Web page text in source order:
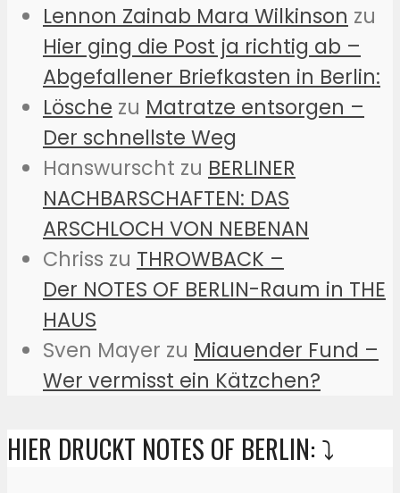
Lennon Zainab Mara Wilkinson zu
Hier ging die Post ja richtig ab –
Abgefallener Briefkasten in Berlin:
Lösche zu Matratze entsorgen –
Der schnellste Weg
Hanswurscht zu BERLINER
NACHBARSCHAFTEN: DAS
ARSCHLOCH VON NEBENAN
Chriss zu THROWBACK –
Der NOTES OF BERLIN-Raum in THE
HAUS
Sven Mayer zu Miauender Fund –
Wer vermisst ein Kätzchen?
HIER DRUCKT NOTES OF BERLIN: ⤵️